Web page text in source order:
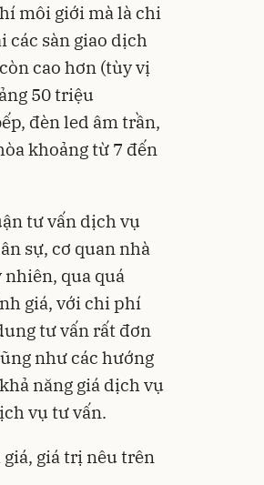
môi giới mà là chi
các sàn giao dịch
cao hơn (tùy vị
50 triệu
đèn led âm trần,
khoảng từ 7 đến
tư vấn dịch vụ
sự, cơ quan nhà
qua quá
giá, với chi phí
tư vấn rất đơn
như các hướng
năng giá dịch vụ
vụ tư vấn.
giá trị nêu trên